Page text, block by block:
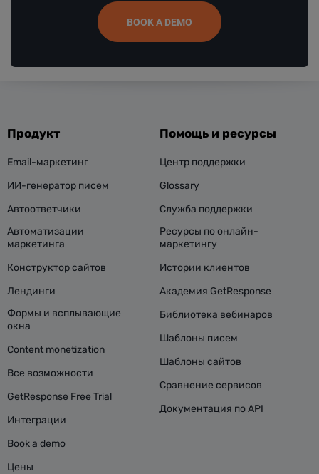
BOOK A DEMO
Продукт
Email-маркетинг
ИИ-генератор писем
Автоответчики
Автоматизации
маркетинга
Конструктор сайтов
Лендинги
Формы и всплывающие
окна
Content monetization
Все возможности
GetResponse Free Trial
Интеграции
Book a demo
Цены
Помощь и ресурсы
Центр поддержки
Glossary
Служба поддержки
Ресурсы по онлайн-
маркетингу
Истории клиентов
Академия GetResponse
Библиотека вебинаров
Шаблоны писем
Шаблоны сайтов
Сравнение сервисов
Документация по API